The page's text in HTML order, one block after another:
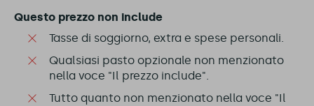
Questo prezzo non include
Tasse di soggiorno, extra e spese personali.
Qualsiasi pasto opzionale non menzionato
nella voce "Il prezzo include".
Tutto quanto non menzionato nella voce "Il